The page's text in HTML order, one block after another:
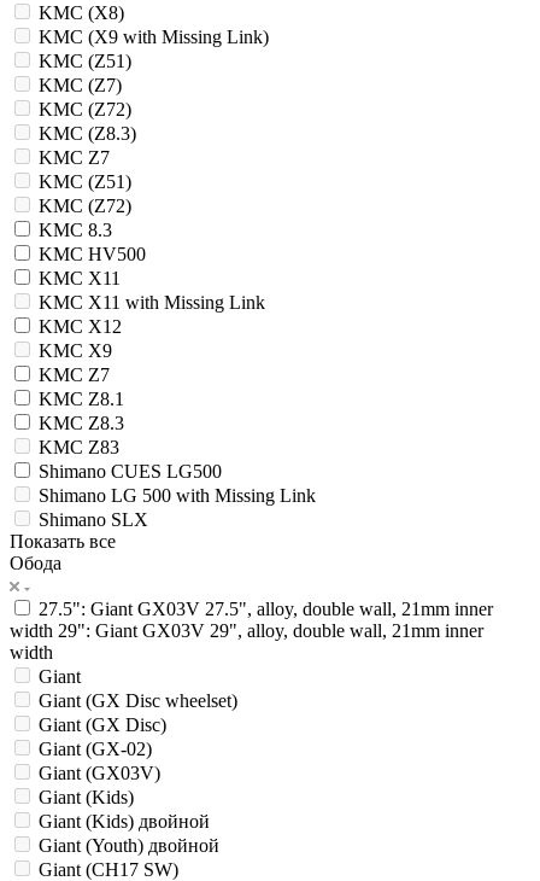
KMC (X8)
KMC (X9 with Missing Link)
KMC (Z51)
KMC (Z7)
KMC (Z72)
KMC (Z8.3)
KMC Z7
KMC (Z51)
KMC (Z72)
KMC 8.3
KMC HV500
KMC X11
KMC X11 with Missing Link
KMC X12
KMC X9
KMC Z7
KMC Z8.1
KMC Z8.3
KMC Z83
Shimano CUES LG500
Shimano LG 500 with Missing Link
Shimano SLX
Показать все
Обода
27.5": Giant GX03V 27.5", alloy, double wall, 21mm inner
width 29": Giant GX03V 29", alloy, double wall, 21mm inner
width
Giant
Giant (GX Disc wheelset)
Giant (GX Disc)
Giant (GX-02)
Giant (GX03V)
Giant (Kids)
Giant (Kids) двойной
Giant (Youth) двойной
Giant (CH17 SW)